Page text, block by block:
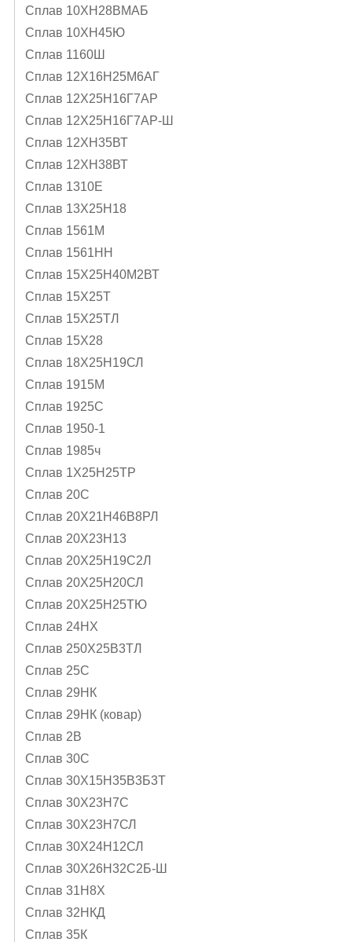
Сплав 10ХН28ВМАБ
Сплав 10ХН45Ю
Сплав 1160Ш
Сплав 12Х16Н25М6АГ
Сплав 12Х25Н16Г7АР
Сплав 12Х25Н16Г7АР-Ш
Сплав 12ХН35ВТ
Сплав 12ХН38ВТ
Сплав 1310Е
Сплав 13Х25Н18
Сплав 1561М
Сплав 1561НН
Сплав 15Х25Н40М2ВТ
Сплав 15Х25Т
Сплав 15Х25ТЛ
Сплав 15Х28
Сплав 18Х25Н19СЛ
Сплав 1915М
Сплав 1925С
Сплав 1950-1
Сплав 1985ч
Сплав 1Х25Н25ТР
Сплав 20С
Сплав 20Х21Н46В8РЛ
Сплав 20Х23Н13
Сплав 20Х25Н19С2Л
Сплав 20Х25Н20СЛ
Сплав 20Х25Н25ТЮ
Сплав 24НХ
Сплав 250Х25В3ТЛ
Сплав 25С
Сплав 29НК
Сплав 29НК (ковар)
Сплав 2В
Сплав 30С
Сплав 30Х15Н35В3Б3Т
Сплав 30Х23Н7С
Сплав 30Х23Н7СЛ
Сплав 30Х24Н12СЛ
Сплав 30Х26Н32С2Б-Ш
Сплав 31Н8Х
Сплав 32НКД
Сплав 35К